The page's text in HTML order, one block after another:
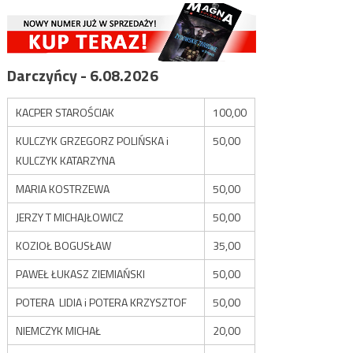
Darczyńcy - 6.08.2026
KACPER STAROŚCIAK
100,00
KULCZYK GRZEGORZ POLIŃSKA i
KULCZYK KATARZYNA
50,00
MARIA KOSTRZEWA
50,00
JERZY T MICHAJŁOWICZ
50,00
KOZIOŁ BOGUSŁAW
35,00
PAWEŁ ŁUKASZ ZIEMIAŃSKI
50,00
POTERA LIDIA i POTERA KRZYSZTOF
50,00
NIEMCZYK MICHAŁ
20,00